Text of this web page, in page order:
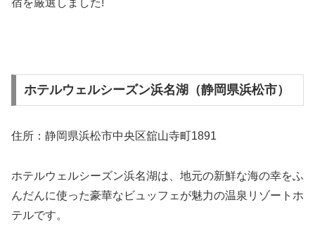
宿を厳選しました!
ホテルウェルシーズン浜名湖（静岡県浜松市）
住所：静岡県浜松市中央区舘山寺町1891
ホテルウェルシーズン浜名湖は、地元の新鮮な海の幸をふ
んだんに使った豪華なビュッフェが魅力の温泉リゾートホ
テルです。